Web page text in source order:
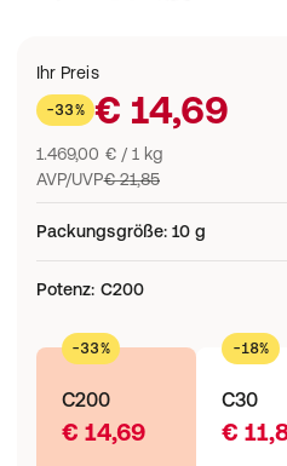
Ihr Preis
-33% € 14,69
1.469,00 € / 1 kg
AVP/UVP€ 21,85
Packungsgröße:10 g
Potenz: C200
-33%
C200
€ 14,69
-18%
C30
€